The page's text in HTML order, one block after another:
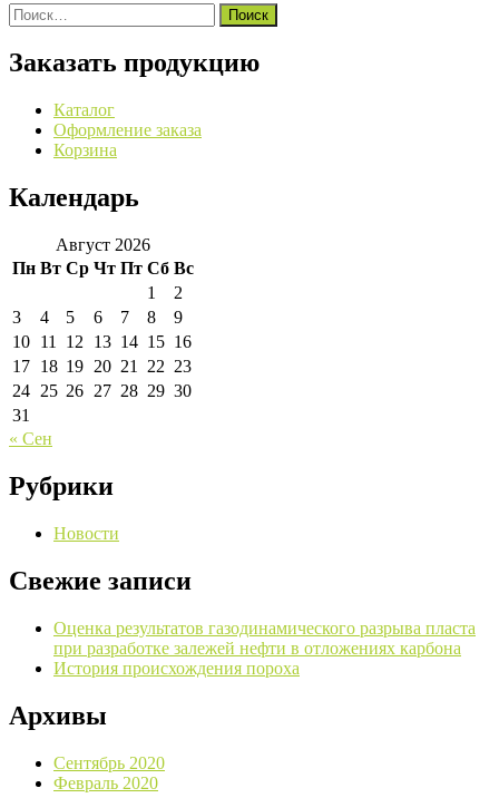
Найти:
Заказать продукцию
Каталог
Оформление заказа
Корзина
Календарь
Август 2026
Пн Вт Ср Чт Пт Сб Вс
1
2
3
4 5 6 7 8
9
10 11 12 13 14 15 16
17 18 19 20 21 22 23
24 25 26 27 28 29 30
31
« Сен
Рубрики
Новости
Свежие записи
Оценка результатов газодинамического разрыва пласта
при разработке залежей нефти в отложениях карбона
История происхождения пороха
Архивы
Сентябрь 2020
Февраль 2020